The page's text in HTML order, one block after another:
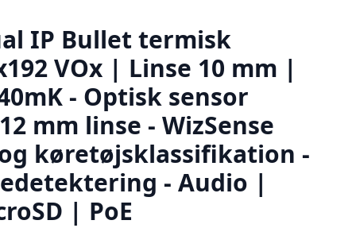
IP Bullet termisk
VOx | Linse 10 mm |
- Optisk sensor
mm linse - WizSense
køretøjsklassifikation -
- Audio |
| PoE